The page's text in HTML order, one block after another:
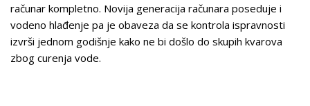
računar kompletno. Novija generacija računara poseduje i
vodeno hlađenje pa je obaveza da se kontrola ispravnosti
izvrši jednom godišnje kako ne bi došlo do skupih kvarova
zbog curenja vode.